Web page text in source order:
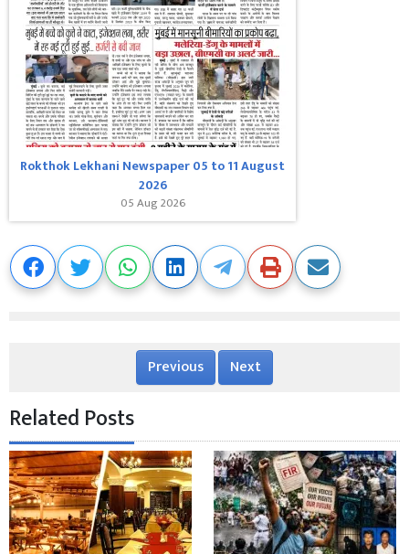
Rokthok Lekhani Newspaper 05 to 11 August
2026
05 Aug 2026
Previous Next
Related Posts